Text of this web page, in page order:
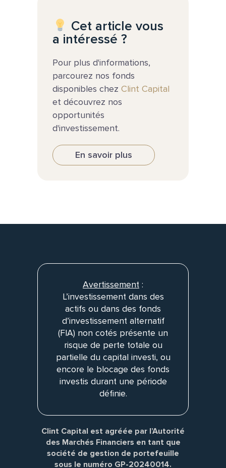
Cet article vous
a intéressé ?
Pour plus d'informations,
parcourez nos fonds
disponibles chez Clint Capital
et découvrez nos
opportunités
d'investissement.
En savoir plus
Avertissement :
L’investissement dans des
actifs ou dans des fonds
d’investissement alternatif
(FIA) non cotés présente un
risque de perte totale ou
partielle du capital investi, ou
encore le blocage des fonds
investis durant une période
définie.
Clint Capital est agréée par l’Autorité
des Marchés Financiers en tant que
société de gestion de portefeuille
sous le numéro GP-20240014.